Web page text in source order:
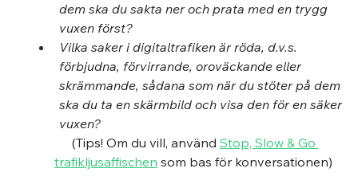
dem ska du sakta ner och prata med en trygg
vuxen först?
Vilka saker i digitaltrafiken är röda, d.v.s.
förbjudna, förvirrande, oroväckande eller
skrämmande, sådana som när du stöter på dem
ska du ta en skärmbild och visa den för en säker
vuxen?
(Tips! Om du vill, använd Stop, Slow & Go
trafikljusaffischen som bas för konversationen)